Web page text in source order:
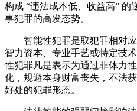
构成 “违法成本低、收益高” 的
事犯罪的高发态势。
智能性犯罪是取犯罪相对应
智力资本、专业手艺或特定技
性犯罪凡是表示为通过非体力
化，规避本身财富丧失，不法
好处的犯罪形态。